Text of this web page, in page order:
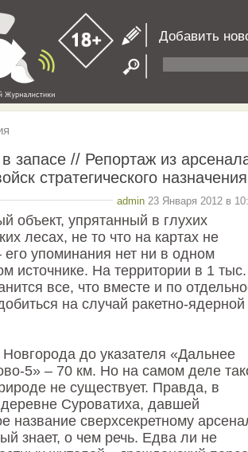
Добавить
запасе // Репортаж из
стратегического назначения
admin 23 Января 2012 в
объект, упрятанный в глухих
лесах, не то что на картах не
его упоминания нет ни в одном
источнике. На территории в 1 тыс.
все, что вместе и по
на случай ракетно-ядерной
до указателя «Дальнее
5» – 70 км. Но на самом деле
не существует. Правда, в
Суроватиха, давшей
название сверхсекретному
знает, о чем речь. Едва ли не